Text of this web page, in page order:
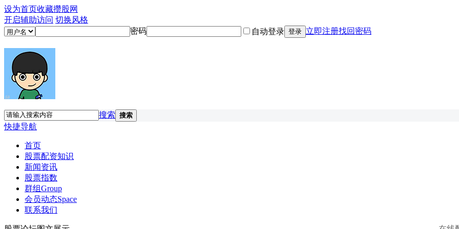
设为首页收藏攒股网
开启辅助访问 切换风格
密码
自动登录 登录 立即注册找回密码
搜索 搜索
快捷导航
首页
股票配资知识
新闻资讯
股票指数
群组Group
会员动态Space
联系我们